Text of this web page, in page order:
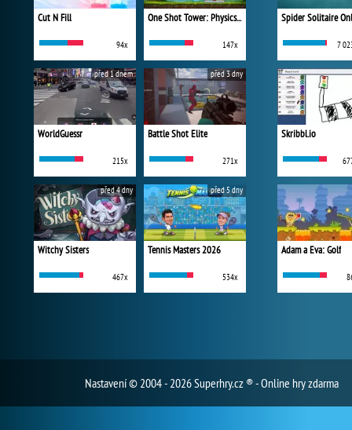
Cut N Fill
94x
One Shot Tower: Physics Destroyer
147x
WorldGuessr
215x
před 1 dnem
Battle Shot Elite
271x
před 3 dny
Witchy Sisters
467x
před 4 dny
Tennis Masters 2026
534x
před 5 dny
Spider Solitaire
7
Skribbl.io
Adam a Eva: Golf
Nastavení© 2004 - 2026 Superhry.cz ® - Online hry zdarma